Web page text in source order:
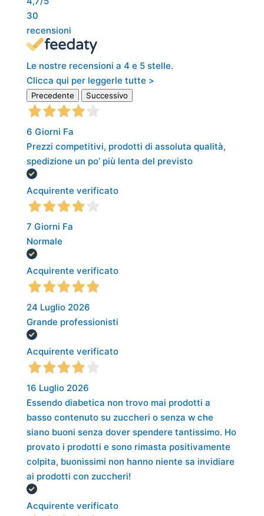
30
recensioni
Le nostre recensioni a 4 e 5 stelle.
Clicca qui per leggerle tutte >
Precedente Successivo
6 Giorni Fa
Prezzi competitivi, prodotti di assoluta qualità,
spedizione un po’ più lenta del previsto
Acquirente verificato
7 Giorni Fa
Normale
Acquirente verificato
24 Luglio 2026
Grande professionisti
Acquirente verificato
16 Luglio 2026
Essendo diabetica non trovo mai prodotti a
basso contenuto su zuccheri o senza w che
siano buoni senza dover spendere tantissimo. Ho
provato i prodotti e sono rimasta positivamente
colpita, buonissimi non hanno niente sa invidiare
ai prodotti con zuccheri!
Acquirente verificato